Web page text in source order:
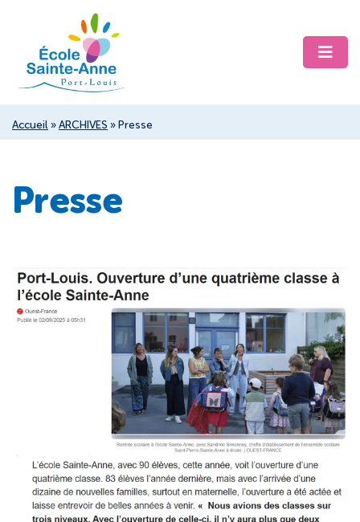
Accueil » ARCHIVES » Presse
Presse